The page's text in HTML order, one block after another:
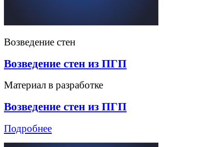
Возведение стен
Возведение стен из ПГП
Материал в разработке
Возведение стен из ПГП
Подробнее